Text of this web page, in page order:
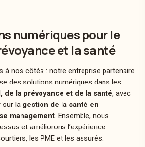
numériques pour le
et la santé
à nos côtés : notre entreprise partenaire
des solutions numériques dans les
de la prévoyance et de la santé, avec
sur la gestion de la santé en
management. Ensemble, nous
et améliorons l’expérience
les PME et les assurés.